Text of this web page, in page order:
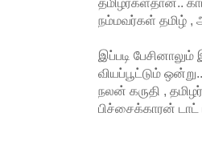
நம்மவர்கள் தமிழ் ,
இப்படி
வியப்பூட்டும்
நலன் கருதி ,
பிச்சைக்காரன் டாட்